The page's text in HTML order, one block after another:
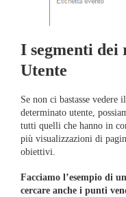
I segmenti dei
Utente
Se non ci bastasse
determinato utente,
tutti quelli che hanno in
più visualizzazioni di
obiettivi.
Facciamo l’esempio di
cercare anche i punti